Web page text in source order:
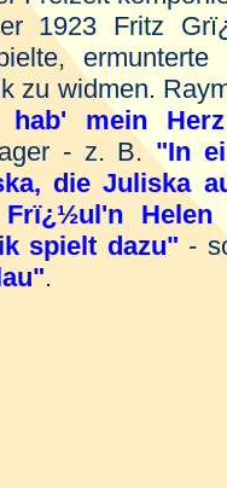
1923 Fritz
zu widmen.
hab' mein
- z. B."In
die Juliska
Helen
spielt dazu" -
.